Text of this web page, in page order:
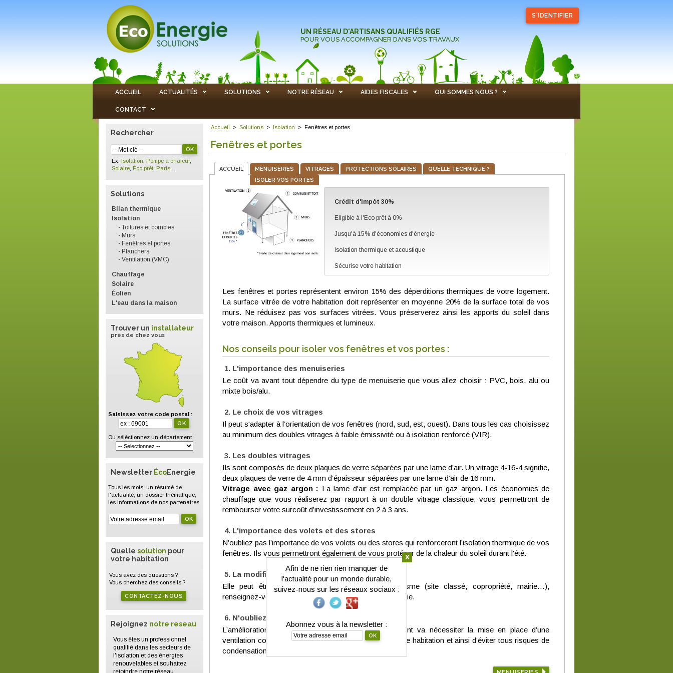
S'IDENTIFIER
UN RÉSEAU D'ARTISANS QUALIFIÉS RGE
POUR VOUS ACCOMPAGNER DANS VOS TRAVAUX
ACCUEIL ACTUALITÉS SOLUTIONS NOTRE RÉSEAU AIDES FISCALES QUI SOMMES NOUS ?
CONTACT
Rechercher
Ex: Isolation Pompe à chaleur,
Solaire Éco prêt Paris
Solutions
Bilan thermique
Isolation
- Toitures et combles
- Murs
- Fenêtres et portes
- Planchers
- Ventilation (VMC)
Chauffage
Solaire
Éolien
L'eau dans la maison
Trouver un installateur
près de chez vous
Saisissez votre code postal :
Ou séléctionnez un département :
Newsletter ÉcoEnergie
Tous les mois, un résumé de
l'actualité, un dossier thématique,
les informations de nos partenaires.
Quelle solution pour
votre habitation
Vous avez des questions ?
Vous cherchez des conseils ?
CONTACTEZ-NOUS
Rejoignez notre reseau
Vous êtes un professionnel
qualifié dans les secteurs de
l'isolation et des énergies
renouvelables et souhaitez
rejoindre notre réseau
Accueil > Solutions > Isolation > Fenêtres et portes
Fenêtres et portes
ACCUEIL MENUISERIES VITRAGES PROTECTIONS SOLAIRES
QUELLE TECHNIQUE ?
ISOLER VOS PORTES
Crédit d'impôt 30%
Eligible à l'Eco prêt à 0%
Jusqu'à 15% d'économies d'énergie
Isolation thermique et acoustique
Sécurise votre habitation
Les fenêtres et portes représentent environ 15% des déperditions thermiques de votre logement.
La surface vitrée de votre habitation doit représenter en moyenne 20% de la surface total de vos
murs. Ne réduisez pas vos surfaces vitrées. Vous préserverez ainsi les apports du soleil dans
votre maison. Apports thermiques et lumineux.
Nos conseils pour isoler vos fenêtres et vos portes :
L'importance des menuiseries
Le coût va avant tout dépendre du type de menuiserie que vous allez choisir : PVC, bois, alu ou
mixte bois/alu.
Le choix de vos vitrages
Il peut s'adapter à l’orientation de vos fenêtres (nord, sud, est, ouest). Dans tous les cas choisissez
au minimum des doubles vitrages à faible émissivité ou à isolation renforcé (VIR).
Les doubles vitrages
Ils sont composés de deux plaques de verre séparées par une lame d’air. Un vitrage 4-16-4 signifie,
deux plaques de verre de 4 mm d’épaisseur séparées par une lame d’air de 16 mm.
Vitrage avec gaz argon : La lame d'air est remplacée par un gaz argon. Les économies de
chauffage que vous réaliserez par rapport à un double vitrage classique, vous permettront de
rembourser votre surcoût d’investissement en 2 à 3 ans.
L'importance des volets et des stores
N’oubliez pas l’importance de vos volets ou des stores qui renforceront l’isolation thermique de vos
fenêtres. Ils vous permettront également de vous protéger de la chaleur du soleil durant l'été.
La modification de vos façades
Elle peut être soumise à certaines règles d’urbanisme (site classé, copropriété, mairie…),
renseignez-vous auprès de votre syndic ou à votre mairie.
N'oubliez pas la ventilation de votre logement
L’amélioration de l’étanchéité à l’air de votre logement va nécessiter la mise en place d’une
ventilation contrôlée. Cela afin de faire « respirer » votre habitation et ainsi d’éviter tous risques de
condensation, d’odeur, d’humidité ou de moisissures.
x
Afin de ne rien rien manquer de
l'actualité pour un monde durable,
suivez-nous sur les réseaux sociaux :
Abonnez vous à la newsletter :